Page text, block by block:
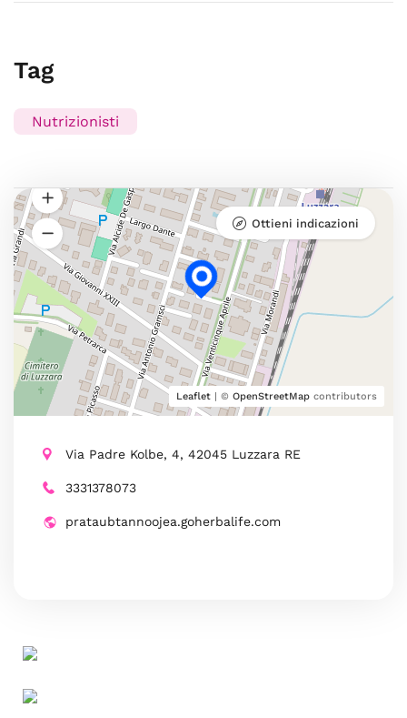
Tag
Nutrizionisti
Leaflet | © OpenStreetMap contributors
Ottieni indicazioni
Via Padre Kolbe, 4, 42045 Luzzara RE
3331378073
prataubtannoojea.goherbalife.com